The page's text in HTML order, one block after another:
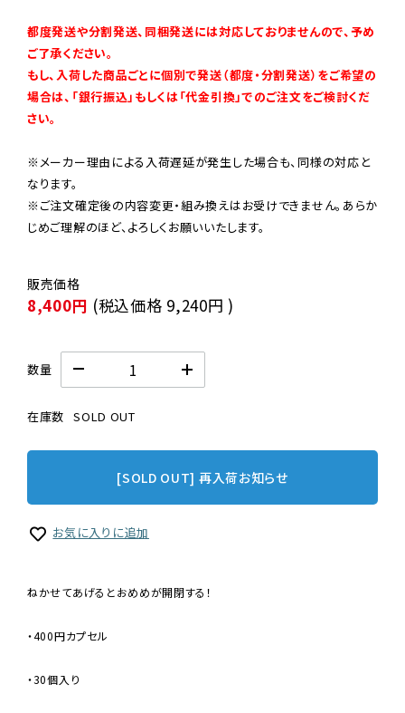
都度発送や分割発送、同梱発送には対応しておりませんので、予め
ご了承ください。
もし、入荷した商品ごとに個別で発送（都度・分割発送）をご希望の
場合は、「銀行振込」もしくは「代金引換」でのご注文をご検討くだ
さい。
※メーカー理由による入荷遅延が発生した場合も、同様の対応と
なります。
※ご注文確定後の内容変更・組み換えはお受けできません。あらか
じめご理解のほど、よろしくお願いいたします。
8,400円 (税込価格 9,240円 )
数量
在庫数 SOLD OUT
[SOLD OUT] 再入荷お知らせ
お気に入りに追加
ねかせてあげるとおめめが開閉する！
・400円カプセル
・30個入り